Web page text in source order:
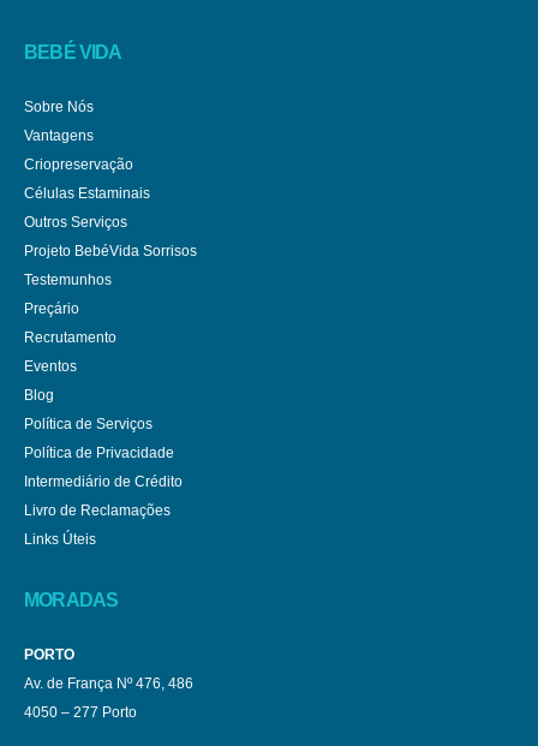
BEBÉ VIDA
Sobre Nós
Vantagens
Criopreservação
Células Estaminais
Outros Serviços
Projeto BebéVida Sorrisos
Testemunhos
Preçário
Recrutamento
Eventos
Blog
Política de Serviços
Política de Privacidade
Intermediário de Crédito
Livro de Reclamações
Links Úteis
MORADAS
PORTO
Av. de França Nº 476, 486
4050 – 277 Porto